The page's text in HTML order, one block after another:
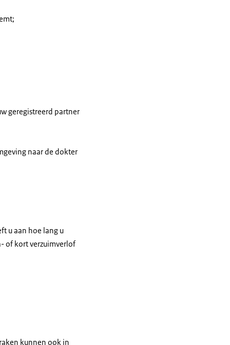
geregistreerd partner
naar de dokter
u aan hoe lang u
of kort verzuimverlof
kunnen ook in